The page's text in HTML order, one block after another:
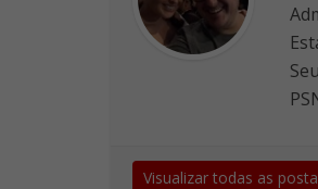
Visualizar todas as